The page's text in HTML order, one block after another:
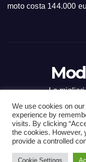
moto costa 144.000
Le
Proudly powered by
We use cookies on
experience by
visits. By clicking
the cookies. However,
provide a controlled
Cookie Settings